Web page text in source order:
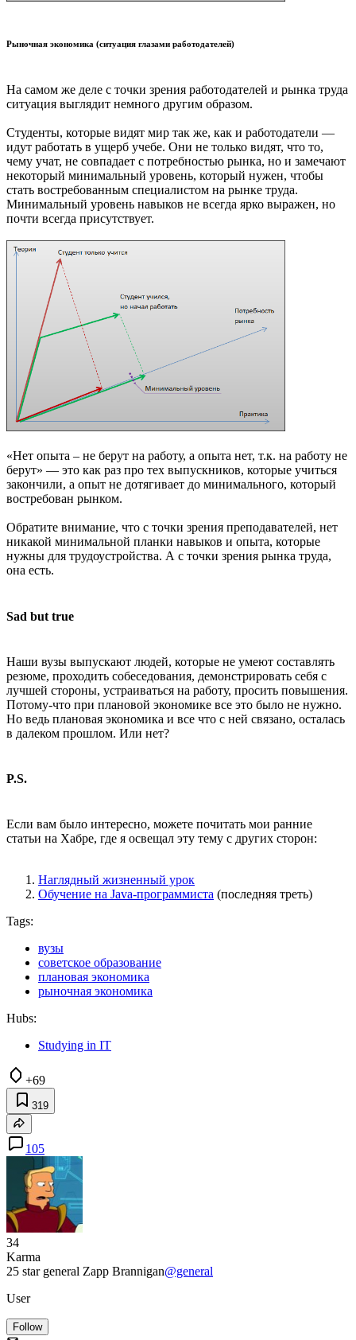
Рыночная экономика (ситуация глазами работодателей)
На самом же деле с точки зрения работодателей и рынка труда
ситуация выглядит немного другим образом.
Студенты, которые видят мир так же, как и работодатели —
идут работать в ущерб учебе. Они не только видят, что то,
чему учат, не совпадает с потребностью рынка, но и замечают
некоторый минимальный уровень, который нужен, чтобы
стать востребованным специалистом на рынке труда.
Минимальный уровень навыков не всегда ярко выражен, но
почти всегда присутствует.
«Нет опыта – не берут на работу, а опыта нет, т.к. на работу не
берут» — это как раз про тех выпускников, которые учиться
закончили, а опыт не дотягивает до минимального, который
востребован рынком.
Обратите внимание, что с точки зрения преподавателей, нет
никакой минимальной планки навыков и опыта, которые
нужны для трудоустройства. А с точки зрения рынка труда,
она есть.
Sad but true
Наши вузы выпускают людей, которые не умеют составлять
резюме, проходить собеседования, демонстрировать себя с
лучшей стороны, устраиваться на работу, просить повышения.
Потому-что при плановой экономике все это было не нужно.
Но ведь плановая экономика и все что с ней связано, осталась
в далеком прошлом. Или нет?
P.S.
Если вам было интересно, можете почитать мои ранние
статьи на Хабре, где я освещал эту тему с других сторон:
Наглядный жизненный урок
Обучение на Java-программиста (последняя треть)
Tags:
вузы
советское образование
плановая экономика
рыночная экономика
Hubs:
Studying in IT
+69
319
105
34
Karma
25 star general Zapp Brannigan@general
User
Follow